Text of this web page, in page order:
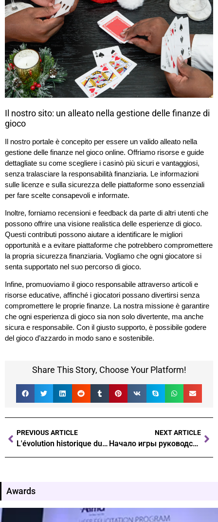
Il nostro sito: un alleato nella gestione delle finanze di
gioco
Il nostro portale è concepito per essere un valido alleato nella
gestione delle finanze nel gioco online. Offriamo risorse e guide
dettagliate su come scegliere i casinò più sicuri e vantaggiosi,
senza tralasciare la responsabilità finanziaria. Le informazioni
sulle licenze e sulla sicurezza delle piattaforme sono essenziali
per fare scelte consapevoli e informate.
Inoltre, forniamo recensioni e feedback da parte di altri utenti che
possono offrire una visione realistica delle esperienze di gioco.
Questi contributi possono aiutare a identificare le migliori
opportunità e a evitare piattaforme che potrebbero compromettere
la propria sicurezza finanziaria. Vogliamo che ogni giocatore si
senta supportato nel suo percorso di gioco.
Infine, promuoviamo il gioco responsabile attraverso articoli e
risorse educative, affinché i giocatori possano divertirsi senza
compromettere le proprie finanze. La nostra missione è garantire
che ogni esperienza di gioco sia non solo divertente, ma anche
sicura e responsabile. Con il giusto supporto, è possibile godere
del gioco d’azzardo in modo sano e sostenibile.
Share This Story, Choose Your Platform!
PREVIOUS ARTICLE
L'évolution historique du jeu de hasard en France un parcours fascinant
NEXT ARTICLE
Начало игры руководство для новичков в казино
Awards